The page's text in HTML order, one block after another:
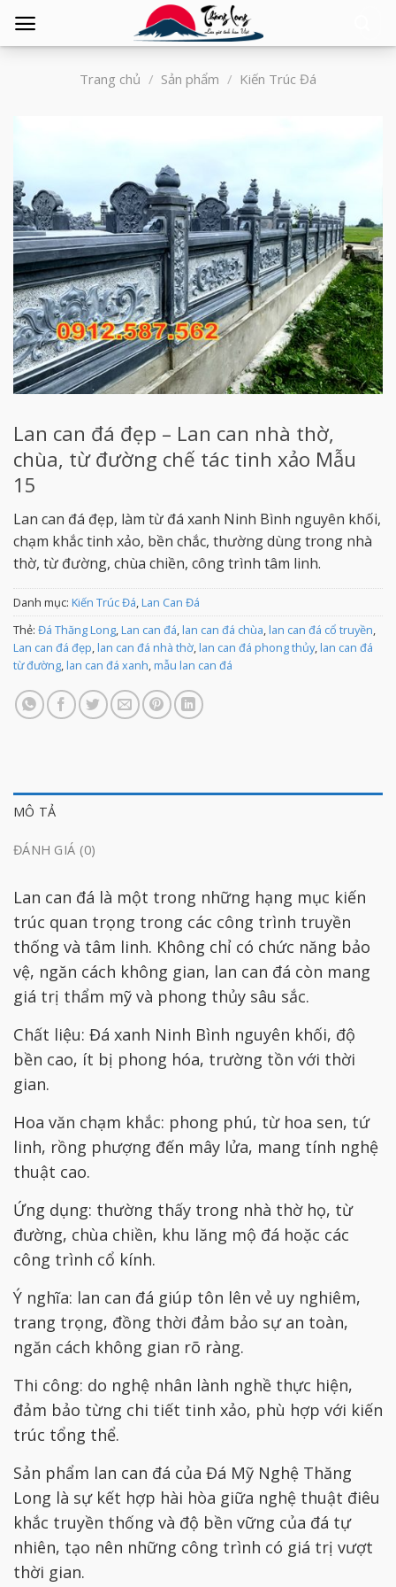
Trang chủ / Sản phẩm / Kiến Trúc Đá
Lan can đá đẹp – Lan can nhà thờ,
chùa, từ đường chế tác tinh xảo Mẫu
15
Lan can đá đẹp, làm từ đá xanh Ninh Bình nguyên khối,
chạm khắc tinh xảo, bền chắc, thường dùng trong nhà
thờ, từ đường, chùa chiền, công trình tâm linh.
Danh mục: Kiến Trúc Đá,Lan Can Đá
Thẻ: Đá Thăng Long,Lan can đá,lan can đá chùa,lan can đá cổ truyền,
Lan can đá đẹp,lan can đá nhà thờ,lan can đá phong thủy,lan can đá
từ đường,lan can đá xanh,mẫu lan can đá
MÔ TẢ
ĐÁNH GIÁ (0)
Lan can đá là một trong những hạng mục kiến
trúc quan trọng trong các công trình truyền
thống và tâm linh. Không chỉ có chức năng bảo
vệ, ngăn cách không gian, lan can đá còn mang
giá trị thẩm mỹ và phong thủy sâu sắc.
Chất liệu: Đá xanh Ninh Bình nguyên khối, độ
bền cao, ít bị phong hóa, trường tồn với thời
gian.
Hoa văn chạm khắc: phong phú, từ hoa sen, tứ
linh, rồng phượng đến mây lửa, mang tính nghệ
thuật cao.
Ứng dụng: thường thấy trong nhà thờ họ, từ
đường, chùa chiền, khu lăng mộ đá hoặc các
công trình cổ kính.
Ý nghĩa: lan can đá giúp tôn lên vẻ uy nghiêm,
trang trọng, đồng thời đảm bảo sự an toàn,
ngăn cách không gian rõ ràng.
Thi công: do nghệ nhân lành nghề thực hiện,
đảm bảo từng chi tiết tinh xảo, phù hợp với kiến
trúc tổng thể.
Sản phẩm lan can đá của Đá Mỹ Nghệ Thăng
Long là sự kết hợp hài hòa giữa nghệ thuật điêu
khắc truyền thống và độ bền vững của đá tự
nhiên, tạo nên những công trình có giá trị vượt
thời gian.